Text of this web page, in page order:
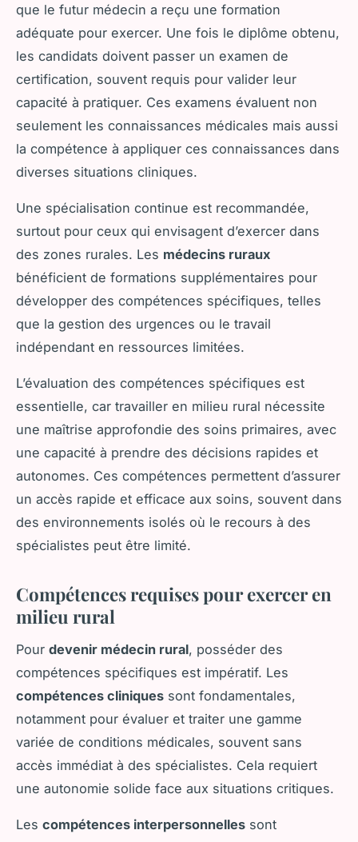
que le futur médecin a reçu une formation
adéquate pour exercer. Une fois le diplôme obtenu,
les candidats doivent passer un examen de
certification, souvent requis pour valider leur
capacité à pratiquer. Ces examens évaluent non
seulement les connaissances médicales mais aussi
la compétence à appliquer ces connaissances dans
diverses situations cliniques.
Une spécialisation continue est recommandée,
surtout pour ceux qui envisagent d’exercer dans
des zones rurales. Les médecins ruraux
bénéficient de formations supplémentaires pour
développer des compétences spécifiques, telles
que la gestion des urgences ou le travail
indépendant en ressources limitées.
L’évaluation des compétences spécifiques est
essentielle, car travailler en milieu rural nécessite
une maîtrise approfondie des soins primaires, avec
une capacité à prendre des décisions rapides et
autonomes. Ces compétences permettent d’assurer
un accès rapide et efficace aux soins, souvent dans
des environnements isolés où le recours à des
spécialistes peut être limité.
Compétences requises pour exercer en
milieu rural
Pour devenir médecin rural, posséder des
compétences spécifiques est impératif. Les
compétences cliniques sont fondamentales,
notamment pour évaluer et traiter une gamme
variée de conditions médicales, souvent sans
accès immédiat à des spécialistes. Cela requiert
une autonomie solide face aux situations critiques.
Les compétences interpersonnelles sont